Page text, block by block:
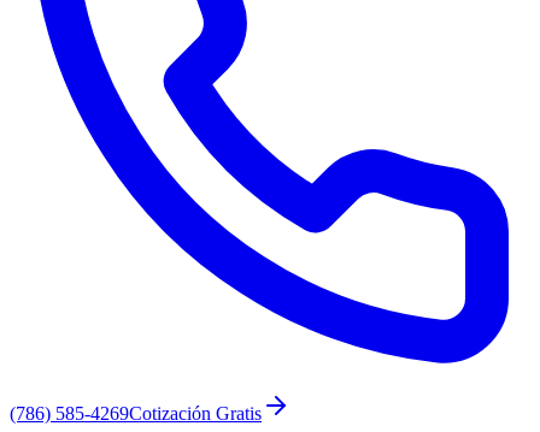
(786) 585-4269Cotización Gratis